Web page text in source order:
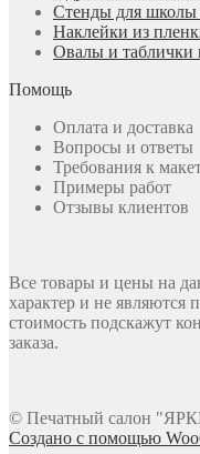
Стенды для школы
Наклейки из
Овалы и таблички
Помощь
Оплата и доставка
Вопросы и ответы
Требования к
Примеры работ
Отзывы клиентов
Все товары и цены на
характер и не
стоимость подскажут
заказа.
© Печатный салон
Создано с помощью